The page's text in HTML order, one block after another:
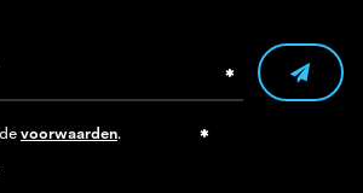
voorwaarden.